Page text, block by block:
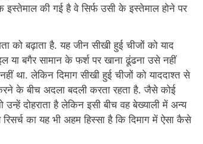
की गई है वे सिर्फ उसी के इस्तेमाल होने पर
को बढ़ाता है. यह जीन सीखी हुई चीजों को याद
या बगैर सामान के फर्श पर खाना ढूंढना उसे नहीं
था. लेकिन दिमाग सीखी हुई चीजों को याददाश्त से
के बीच अदला बदली करता रहता है. जैसे कोई
दोहराता है लेकिन इसी बीच वह बेख्याली में अन्य
का यह भी अहम हिस्सा है कि दिमाग में ऐसा कैसे